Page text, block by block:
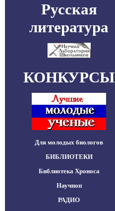
Русская
литература
КОНКУРСЫ
Для молодых биологов
БИБЛИОТЕКИ
Библиотека Хроноса
Научпоп
РАДИО